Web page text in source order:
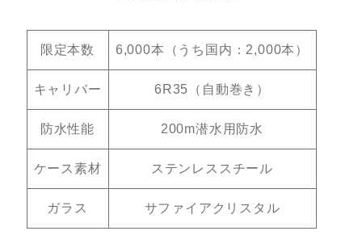
限定本数 6,000本（うち国内：2,000本）
キャリバー 6R35（自動巻き）
防水性能 200m潜水用防水
ケース素材 ステンレススチール
ガラス サファイアクリスタル